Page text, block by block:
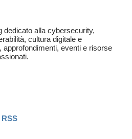
dedicato alla cybersecurity,
cultura digitale e
approfondimenti, eventi e risorse
RSS